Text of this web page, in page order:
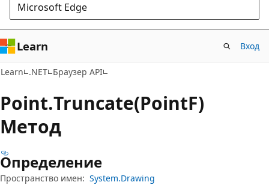
Microsoft Edge
Learn Вход
Learn .NET Браузер API
Point.Truncate(PointF)
Метод
Определение
Пространство имен: System.Drawing